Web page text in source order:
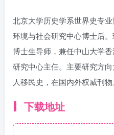
北京大学历史学系世界史专
环境与社会研究中心博士后。
博士生导师，兼任中山大学
研究中心主任。主要研究方
人移民史，在国内外权威刊物
下载地址